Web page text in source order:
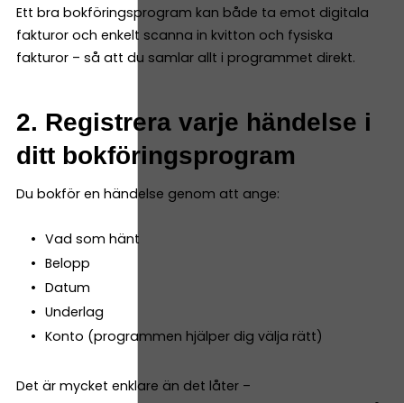
Ett bra bokföringsprogram kan både ta emot digitala
fakturor och enkelt scanna in kvitton och fysiska
fakturor – så att du samlar allt i programmet direkt.
2. Registrera varje händelse i
ditt bokföringsprogram
Du bokför en händelse genom att ange:
Vad som hänt
Belopp
Datum
Underlag
Konto (programmen hjälper dig välja rätt)
Det är mycket enklare än det låter –